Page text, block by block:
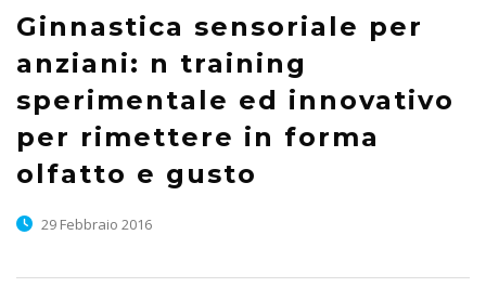
Ginnastica sensoriale per
anziani: n training
sperimentale ed innovativo
per rimettere in forma
olfatto e gusto
29 Febbraio 2016